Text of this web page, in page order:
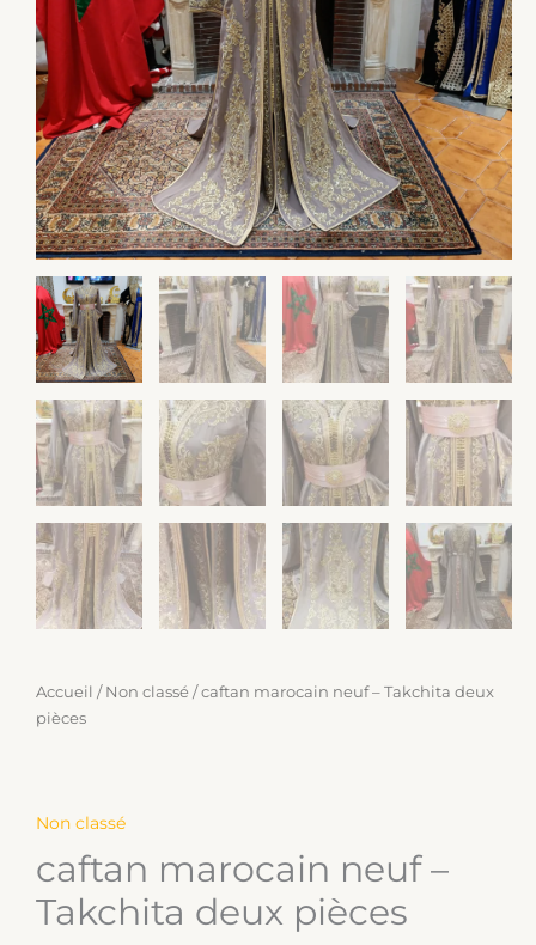
Accueil / Non classé / caftan marocain neuf – Takchita deux
pièces
Non classé
caftan marocain neuf –
Takchita deux pièces